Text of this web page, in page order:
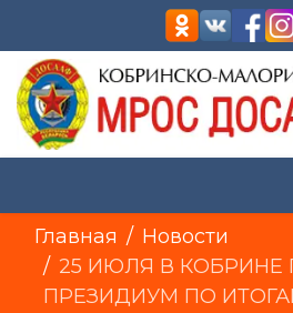
Главная
Новости
25 ИЮЛЯ В
ПРЕЗИДИУМ ПО